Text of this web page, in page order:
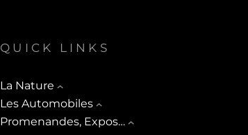
QUICK LINKS
La Nature
Les Automobiles
Promenandes, Expos…